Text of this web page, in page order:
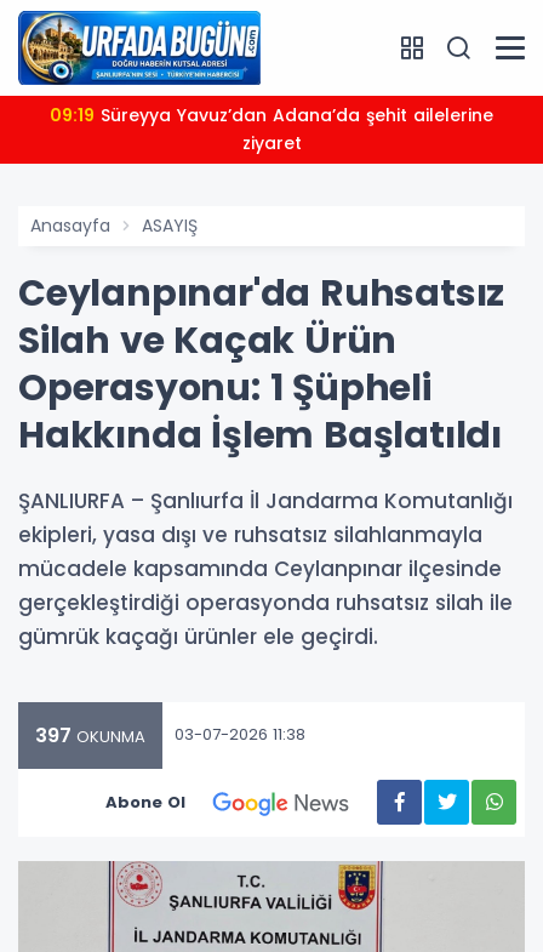
09:19
ziyaret
Anasayfa ASAYIŞ
Ceylanpınar'da Ruhsatsız
Silah ve Kaçak Ürün
Operasyonu: 1 Şüpheli
Hakkında İşlem Başlatıldı
​​​​​​​ŞANLIURFA – Şanlıurfa İl Jandarma Komutanlığı
ekipleri, yasa dışı ve ruhsatsız silahlanmayla
mücadele kapsamında Ceylanpınar ilçesinde
gerçekleştirdiği operasyonda ruhsatsız silah ile
gümrük kaçağı ürünler ele geçirdi.
397 OKUNMA 03-07-2026 11:38
Abone Ol